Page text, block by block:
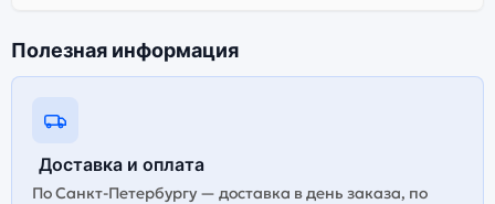
Полезная информация
Доставка и оплата
По Санкт-Петербургу — доставка в день заказа, по